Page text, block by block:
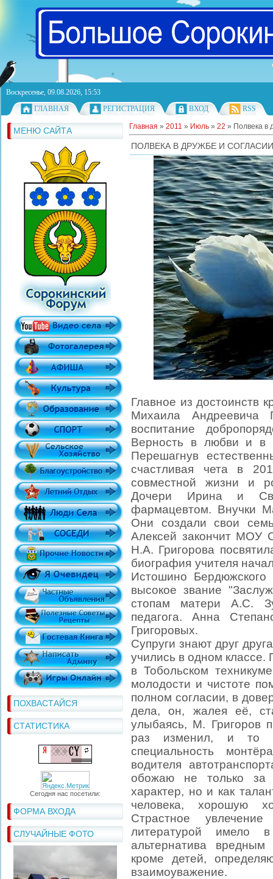
Воскресенье, 09.08.2026, 15:53
ГЛАВНАЯ
РЕГИСТРАЦИЯ ВХОД RSS
МЕНЮ САЙТА
ПОХВАСТАЙСЯ
СТАТИСТИКА
Сегодня нас посетили:
ФОРМА ВХОДА
СЛУЧАЙНЫЕ ФОТО
Главная » 2011 » Июль » 22 » Полвека в
ПОЛВЕКА В ДРУЖБЕ И СОГЛАСИИ
Главное из достоинств
Михаила
воспитание
Верность в любви и в
Перешагнув
счастливая чета в
совместной жизни и
Дочери Ирина и
фармацевтом. Внучки
Они создали свои
Алексей закончит
Н.А. Григорова
биография учителя
Истошино
высокое звание
стопам матери А.С.
педагога. Анна
Григоровых.
Супруги знают друг
учились в одном
в Тобольском
молодости и чистоте
полном согласии, в
дела, он, жалея её,
улыбаясь, М. Григоров
раз изменил, и то
специальность
водителя
обожаю не только за
характер, но и как
человека, хорошую
Страстное
литературой имело
альтернатива
кроме детей,
взаимоуважение.